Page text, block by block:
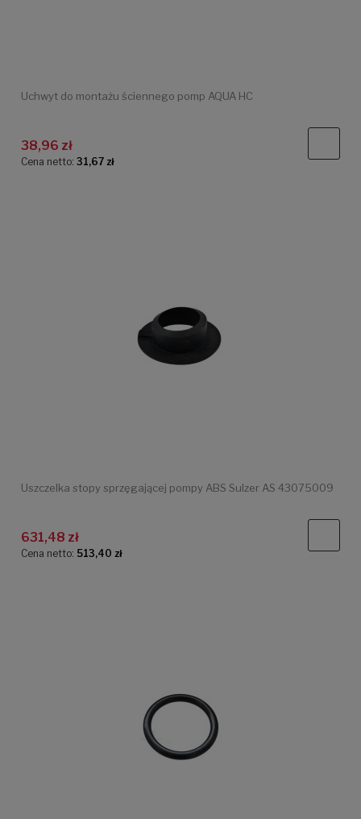
Uchwyt do montażu ściennego pomp AQUA HC
38,96 zł
Cena netto: 31,67 zł
Uszczelka stopy sprzęgającej pompy ABS Sulzer AS 43075009
631,48 zł
Cena netto: 513,40 zł